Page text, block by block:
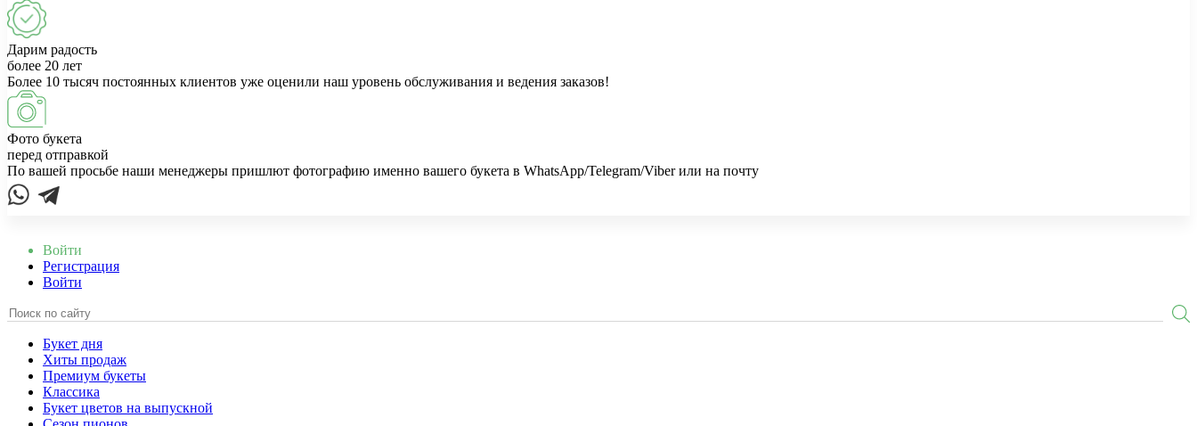
Дарим радость
более 20 лет
Более 10 тысяч постоянных клиентов уже оценили наш уровень обслуживания и ведения заказов!
Фото букета
перед отправкой
По вашей просьбе наши менеджеры пришлют фотографию именно вашего букета в WhatsApp/Telegram/Viber или на почту
Войти
Регистрация
Войти
Букет дня
Хиты продаж
Премиум букеты
Классика
Букет цветов на выпускной